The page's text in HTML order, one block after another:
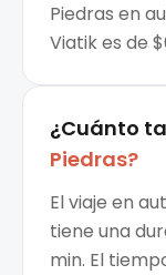
Piedras en
Viatik es de
¿Cuánto
Piedras?
El viaje en
tiene una
min. El